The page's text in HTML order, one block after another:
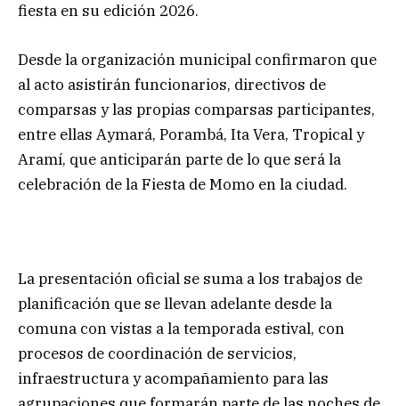
fiesta en su edición 2026.
Desde la organización municipal confirmaron que
al acto asistirán funcionarios, directivos de
comparsas y las propias comparsas participantes,
entre ellas Aymará, Porambá, Ita Vera, Tropical y
Aramí, que anticiparán parte de lo que será la
celebración de la Fiesta de Momo en la ciudad.
La presentación oficial se suma a los trabajos de
planificación que se llevan adelante desde la
comuna con vistas a la temporada estival, con
procesos de coordinación de servicios,
infraestructura y acompañamiento para las